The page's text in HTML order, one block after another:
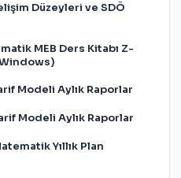
Düzeyleri ve SDÖ
MEB Ders Kitabı Z-
Modeli Aylık Raporlar
Modeli Aylık Raporlar
Yıllık Plan